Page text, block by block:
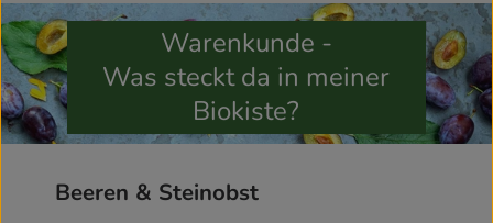
Biokisten
Rezeptkisten
Biokisten
Warenkunde -
Was steckt da in meiner
Biokiste?
Beeren & Steinobst